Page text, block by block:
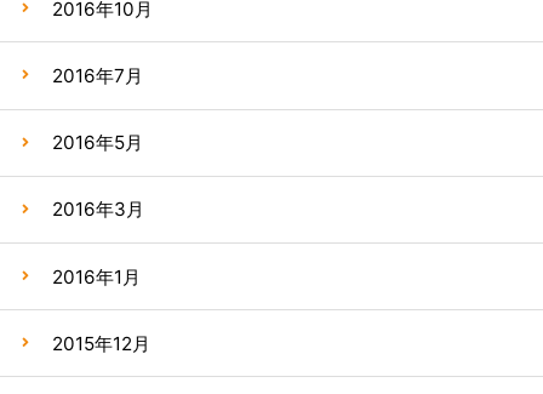
2016年10月
2016年7月
2016年5月
2016年3月
2016年1月
2015年12月